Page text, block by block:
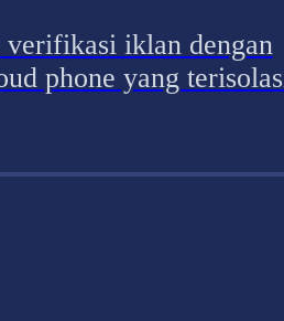
verifikasi iklan dengan
phone yang